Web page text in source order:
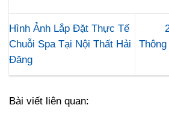
Hình Ảnh Lắp Đặt Thực Tế
Chuỗi Spa Tại Nội Thất Hải
Đăng
Bài viết liên quan: